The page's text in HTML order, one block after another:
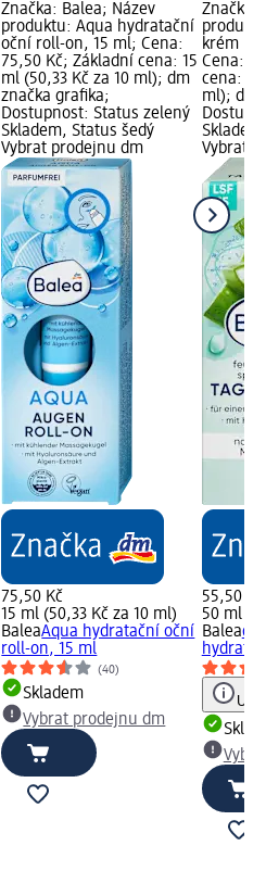
Značka: Balea; Název
produktu: Aqua hydratační
oční roll-on, 15 ml; Cena:
75,50 Kč; Základní cena: 15
ml (50,33 Kč za 10 ml); dm
značka grafika;
Dostupnost: Status zelený
Skladem, Status šedý
Vybrat prodejnu dm
75,50 Kč
15 ml (50,33 Kč za 10 ml)
BaleaAqua hydratační oční
roll-on, 15 ml
(40)
Skladem
Vybrat prodejnu dm
Značka:
krém
Cena:
cena: 50
ml); dm
Vybrat
55,50 Kč
50 ml
Balea